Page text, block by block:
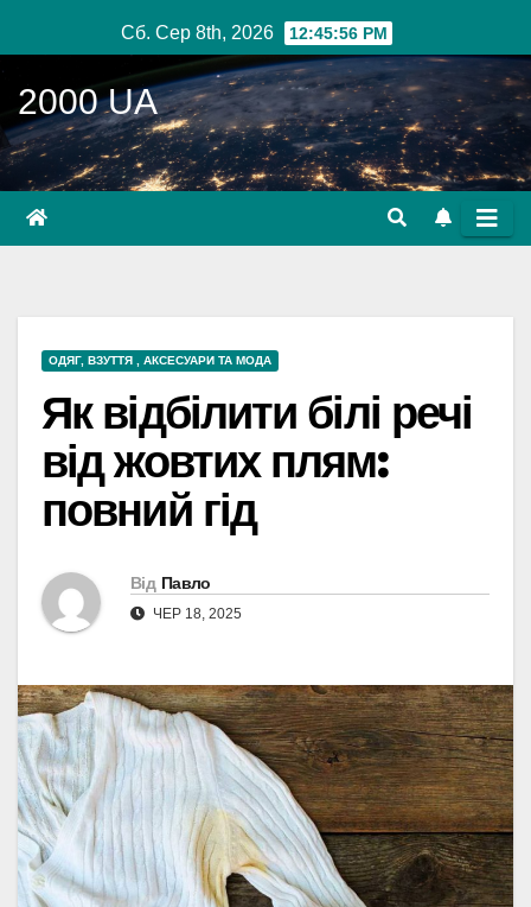
до
вмісту
Сб. Сер 8th, 2026 12:45:57 PM
2000 UA
ОДЯГ, ВЗУТТЯ , АКСЕСУАРИ ТА МОДА
Як відбілити білі речі
від жовтих плям:
повний гід
Від Павло
ЧЕР 18, 2025